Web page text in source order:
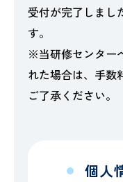
受付が完了しまし
す。
※当研修センター
れた場合は、手数
ご了承ください。
個人